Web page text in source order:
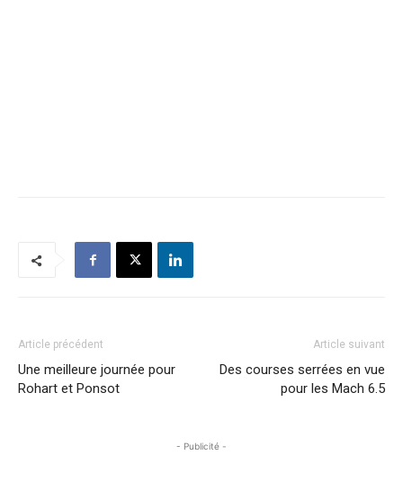
Article précédent
Une meilleure journée pour
Rohart et Ponsot
Article suivant
Des courses serrées en vue
pour les Mach 6.5
- Publicité -